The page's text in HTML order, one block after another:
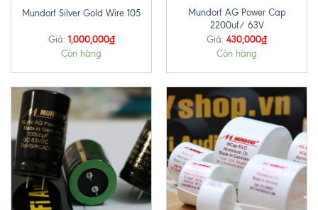
Mundorf Silver Gold Wire 105
Giá: 1,000,000₫
Còn hàng
Mundorf AG Power Cap
2200uf/ 63V
Giá: 430,000₫
Còn hàng